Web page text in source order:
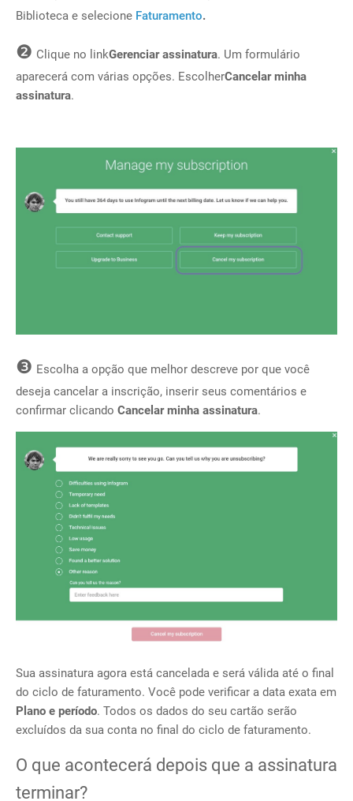
Biblioteca e selecione Faturamento.
❷ Clique no linkGerenciar assinatura. Um formulário
aparecerá com várias opções. EscolherCancelar minha
assinatura.
❸ Escolha a opção que melhor descreve por que você
deseja cancelar a inscrição, inserir seus comentários e
confirmar clicando Cancelar minha assinatura.
Sua assinatura agora está cancelada e será válida até o final
do ciclo de faturamento. Você pode verificar a data exata em
Plano e período. Todos os dados do seu cartão serão
excluídos da sua conta no final do ciclo de faturamento.
O que acontecerá depois que a assinatura
terminar?